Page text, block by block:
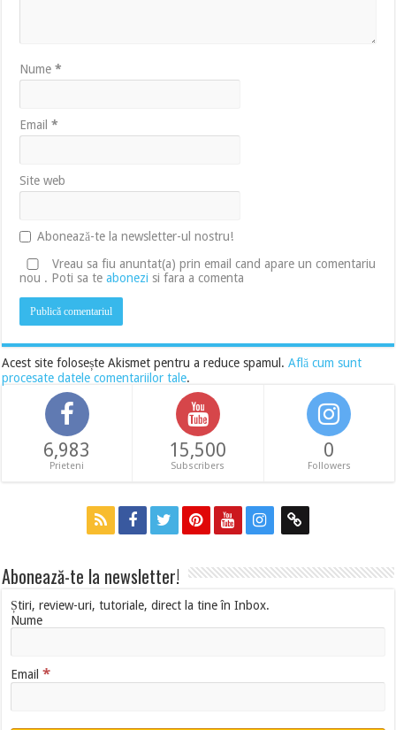
Nume*
Email*
Site web
Abonează-te la newsletter-ul nostru!
Vreau sa fiu anuntat(a) prin email cand apare un comentariu
nou . Poti sa teabonezi si fara a comenta
Acest site folosește Akismet pentru a reduce spamul.Află cum sunt
procesate datele comentariilor tale.
6,983
Prieteni
15,500
Subscribers
0
Followers
Abonează-te la newsletter!
Știri, review-uri, tutoriale, direct la tine în Inbox.
Nume
Email*